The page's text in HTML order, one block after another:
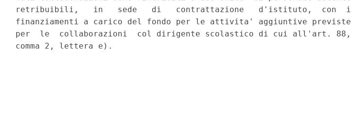
retribuibili,   in   sede   di   contrattazione   d'istituto,  con  i
finanziamenti a carico del fondo per le attivita' aggiuntive previste
per  le  collaborazioni  col dirigente scolastico di cui all'art. 88,